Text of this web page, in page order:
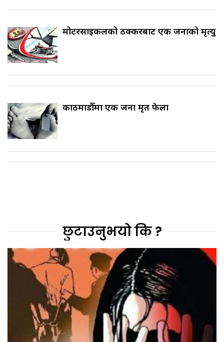
मोटरसाइकलको ठक्करबाट एक जनाको मृत्यु
काठमाडौँमा एक जना मृत फेला
छुटाउनुभयो कि ?